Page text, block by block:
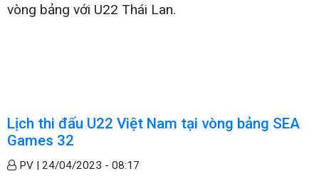
vòng bảng với U22 Thái Lan.
Lịch thi đấu U22 Việt Nam tại vòng bảng SEA
Games 32
PV | 24/04/2023 - 08:17